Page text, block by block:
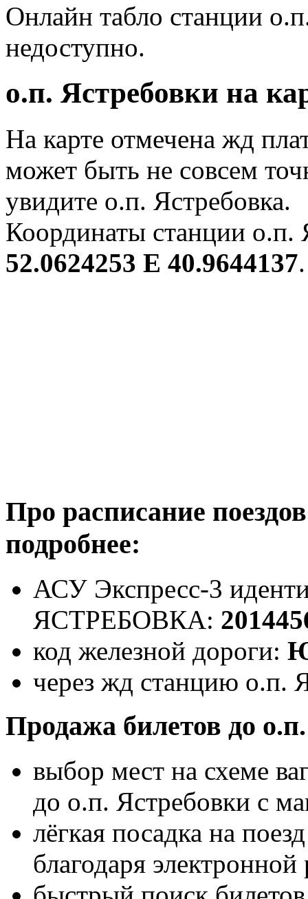
Онлайн табло станции
недоступно.
о.п. Ястребовки на
На карте отмечена жд
может быть не совсем
увидите о.п. Ястребовка.
Координаты станции о.п.
52.0624253 E 40.9644137.
Про расписание
подробнее:
АСУ Экспресс-3
ЯСТРЕБОВКА:
код железной дороги:
через жд станцию о.п.
Продажа билетов до
выбор мест на схеме
до о.п. Ястребовки с
лёгкая посадка на
благодаря